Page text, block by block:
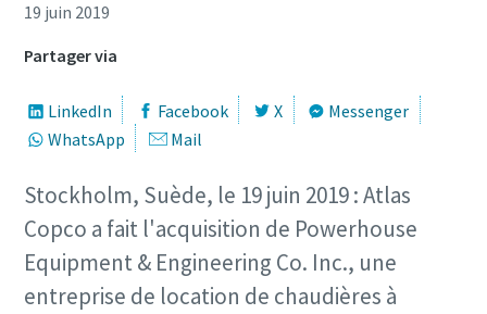
19 juin 2019
Partager via
LinkedIn Facebook X
Messenger
WhatsApp
Mail
Stockholm, Suède, le 19 juin 2019 : Atlas
Copco a fait l'acquisition de Powerhouse
Equipment & Engineering Co. Inc., une
entreprise de location de chaudières à